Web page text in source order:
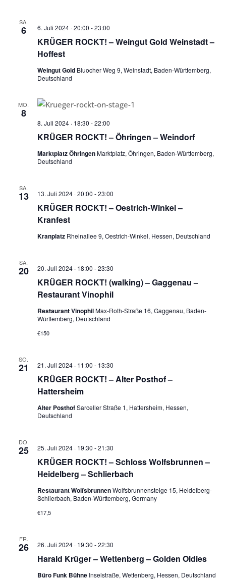
SA.
6
KRÜGER ROCKT! – Weingut Gold Weinstadt –
Hoffest
6. Juli 2024 · 20:00 -23:00
Weingut Gold Bluocher Weg 9, Weinstadt, Baden-Württemberg,
Deutschland
MO.
8
KRÜGER ROCKT! – Öhringen – Weindorf
8. Juli 2024 · 18:30 -22:00
Marktplatz ÖhringenMarktplatz, Öhringen, Baden-Württemberg,
Deutschland
SA.
13
KRÜGER ROCKT! – Oestrich-Winkel –
Kranfest
13. Juli 2024 · 20:00 -23:00
Kranplatz Rheinallee 9, Oestrich-Winkel, Hessen, Deutschland
SA.
20
KRÜGER ROCKT! (walking) – Gaggenau –
Restaurant Vinophil
20. Juli 2024 · 18:00 -23:30
Restaurant VinophilMax-Roth-Straße 16, Gaggenau, Baden-
Württemberg, Deutschland
€150
SO.
21
KRÜGER ROCKT! – Alter Posthof –
Hattersheim
21. Juli 2024 · 11:00 - 13:30
Alter PosthofSarceller Straße 1, Hattersheim, Hessen,
Deutschland
DO.
25
KRÜGER ROCKT! – Schloss Wolfsbrunnen –
Heidelberg – Schlierbach
25. Juli 2024 · 19:30 -21:30
Restaurant WolfsbrunnenWolfsbrunnensteige 15, Heidelberg-
Schlierbach, Baden-Württemberg, Germany
€17,5
FR.
26
Harald Krüger – Wettenberg – Golden Oldies
26. Juli 2024 · 19:30 -22:30
Büro Funk Bühne Inselstraße, Wettenberg, Hessen, Deutschland